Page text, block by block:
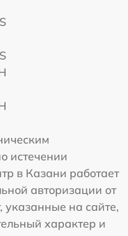
истечении
в Казани работает
авторизации от
указанные на сайте,
характер и